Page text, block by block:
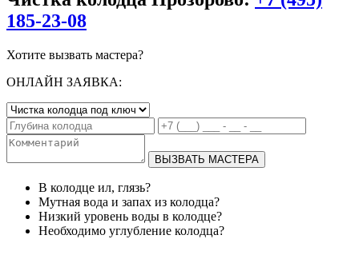
185-23-08
Хотите вызвать мастера?
ОНЛАЙН ЗАЯВКА:
ВЫЗВАТЬ МАСТЕРА
В колодце ил, глязь?
Мутная вода и запах из колодца?
Низкий уровень воды в колодце?
Необходимо углубление колодца?